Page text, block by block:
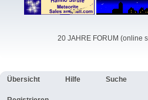
20 JAHRE FORUM (online
Übersicht Hilfe Suche